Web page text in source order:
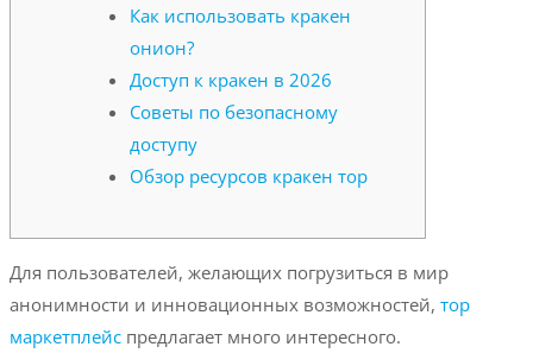
Как использовать кракен
онион?
Доступ к кракен в 2026
Советы по безопасному
доступу
Обзор ресурсов кракен тор
Для пользователей, желающих погрузиться в мир
анонимности и инновационных возможностей, тор
маркетплейспредлагает много интересного.